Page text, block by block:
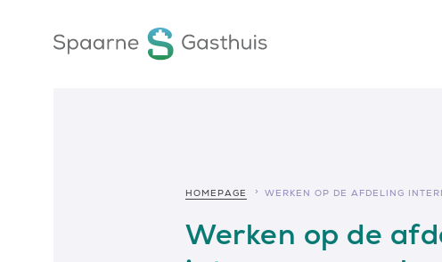
HOMEPAGE WERKEN OP DE AFDELING
Werken op de